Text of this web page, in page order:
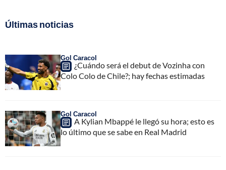
Últimas noticias
Gol Caracol
¿Cuándo será el debut de Vozinha con
Colo Colo de Chile?; hay fechas estimadas
Gol Caracol
A Kylian Mbappé le llegó su hora; esto es
lo último que se sabe en Real Madrid